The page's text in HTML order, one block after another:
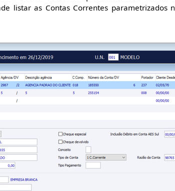
listar as Contas Correntes parametrizados